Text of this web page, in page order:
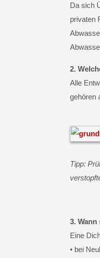
Da sich
privaten
2.
Alle
gehören
Tipp:
3.
Eine
• bei